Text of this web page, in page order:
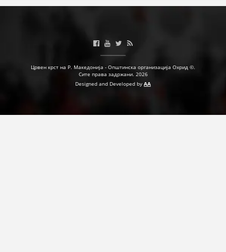
Црвен крст на Р. Македонија - Општинска организација Охрид ©.
Сите права задржани. 2026
Designed and Developed by AA